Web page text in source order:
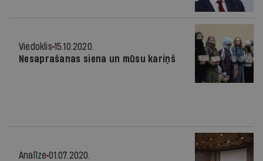
Viedoklis 15.10.2020.
Nesaprašanas siena un mūsu kariņš
Analīze 01.07.2020.